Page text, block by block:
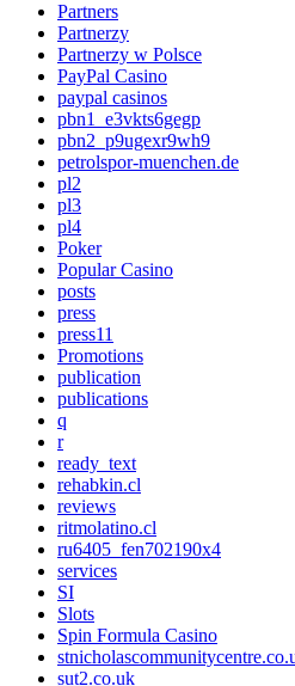
Partners
Partnerzy
Partnerzy w Polsce
PayPal Casino
paypal casinos
pbn1_e3vkts6gegp
pbn2_p9ugexr9wh9
petrolspor-muenchen.de
pl2
pl3
pl4
Poker
Popular Casino
posts
press
press11
Promotions
publication
publications
q
r
ready_text
rehabkin.cl
reviews
ritmolatino.cl
ru6405_fen702190x4
services
SI
Slots
Spin Formula Casino
sut2.co.uk